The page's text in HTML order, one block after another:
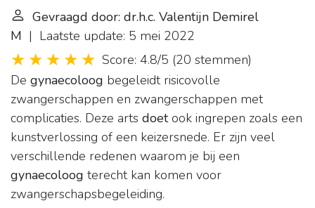
Gevraagd door: dr.h.c. Valentijn Demirel
M | Laatste update: 5 mei 2022
Score: 4.8/5 (20 stemmen)
De gynaecoloog begeleidt risicovolle
zwangerschappen en zwangerschappen met
complicaties. Deze arts doetook ingrepen zoals een
kunstverlossing of een keizersnede. Er zijn veel
verschillende redenen waarom je bij een
gynaecoloog terecht kan komen voor
zwangerschapsbegeleiding.